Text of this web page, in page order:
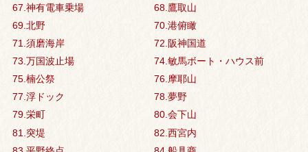
67.神有電車乗場
68.鷹取山
69.北野
70.港俯瞰
71.須磨海岸
72.阪神国道
73.万国波止場
74.敏馬ボート・ハウス前
75.楠公祭
76.摩耶山
77.浮ドック
78.夢野
79.栄町
80.会下山
81.突堤
82.西宮内